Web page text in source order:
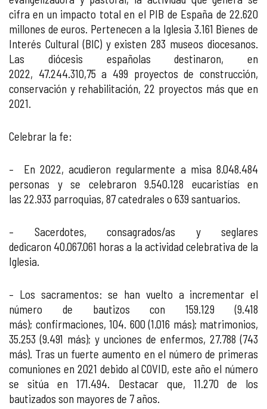
cifra en un impacto total en el PIB de España de 22.620
millones de euros. Pertenecen a la Iglesia 3.161 Bienes de
Interés Cultural (BIC) y existen 283 museos diocesanos.
Las diócesis españolas destinaron, en
2022, 47.244.310,75 a 499 proyectos de construcción,
conservación y rehabilitación, 22 proyectos más que en
2021.
Celebrar la fe:
– En 2022, acudieron regularmente a misa 8.048.484
personas y se celebraron 9.540.128 eucaristías en
las 22.933 parroquias, 87 catedrales o 639 santuarios.
– Sacerdotes, consagrados/as y seglares
dedicaron 40.067.061 horas a la actividad celebrativa de la
Iglesia.
– Los sacramentos: se han vuelto a incrementar el
número de bautizos con 159.129 (9.418
más); confirmaciones, 104. 600 (1.016 más); matrimonios,
35.253 (9.491 más); y unciones de enfermos, 27.788 (743
más). Tras un fuerte aumento en el número de primeras
comuniones en 2021 debido al COVID, este año el número
se sitúa en 171.494. Destacar que, 11.270 de los
bautizados son mayores de 7 años.